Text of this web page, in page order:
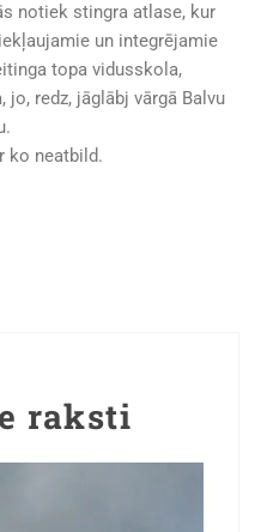
notiek stingra atlase, kur
un integrējamie
topa vidusskola,
redz, jāglābj vārgā Balvu
ko neatbild.
raksti